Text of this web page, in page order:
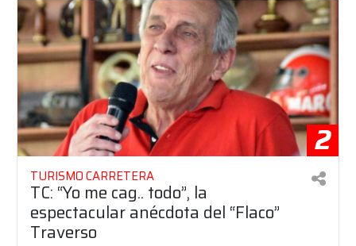
2
TURISMO CARRETERA
TC: “Yo me cag.. todo”, la
espectacular anécdota del “Flaco”
Traverso